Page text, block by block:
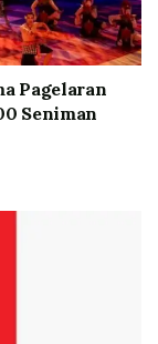
Pagelaran
Seniman